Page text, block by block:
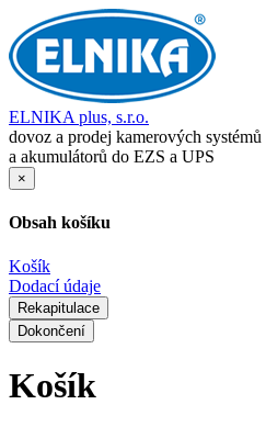
ELNIKA plus, s.r.o.
dovoz a prodej kamerových systémů
a akumulátorů do EZS a UPS
×
Obsah košíku
Košík
Dodací údaje
Rekapitulace
Dokončení
Košík